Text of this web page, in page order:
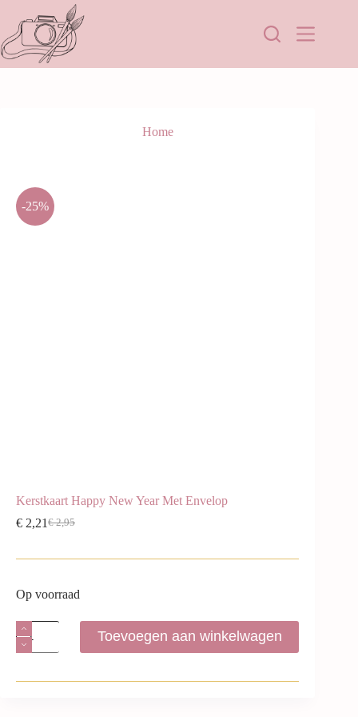
Home
-25%
Kerstkaart Happy New Year Met Envelop
€2,95
€ 2,21
Op voorraad
Toevoegen aan winkelwagen